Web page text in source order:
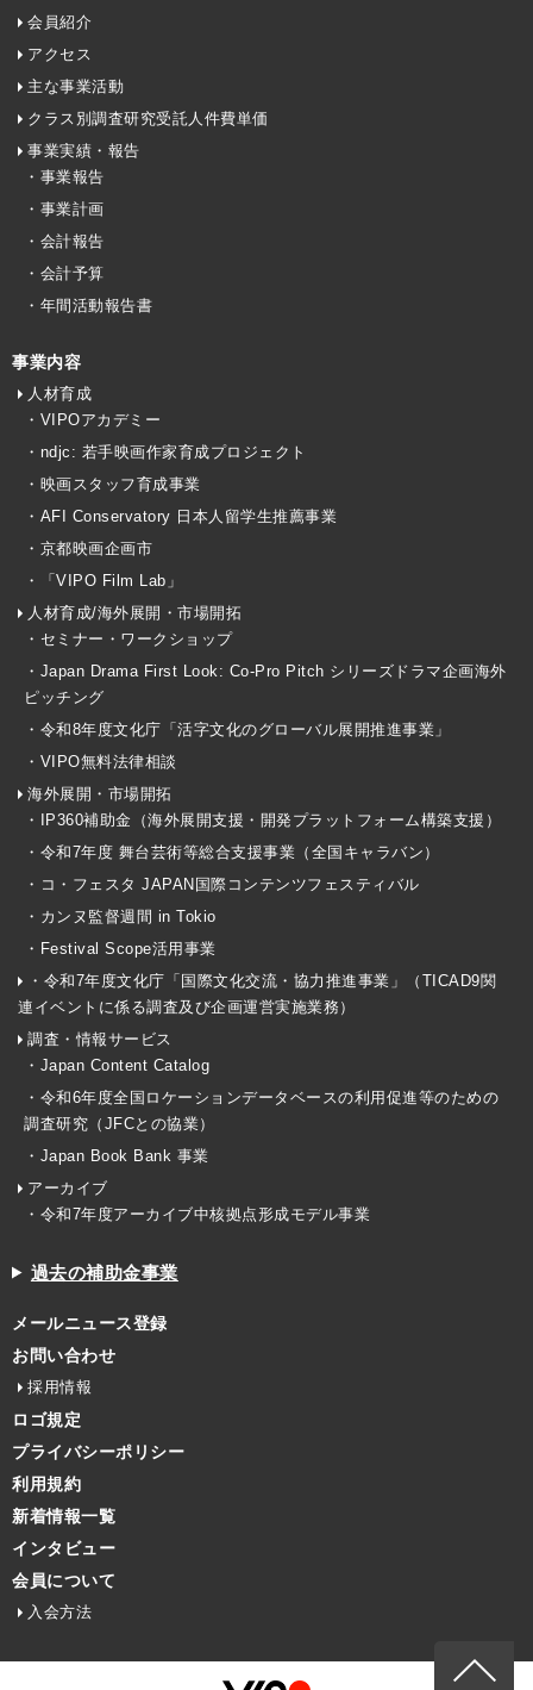
会員紹介
アクセス
主な事業活動
クラス別調査研究受託人件費単価
事業実績・報告
・事業報告
・事業計画
・会計報告
・会計予算
・年間活動報告書
事業内容
人材育成
・VIPOアカデミー
・ndjc: 若手映画作家育成プロジェクト
・映画スタッフ育成事業
・AFI Conservatory 日本人留学生推薦事業
・京都映画企画市
・「VIPO Film Lab」
人材育成/海外展開・市場開拓
・セミナー・ワークショップ
・Japan Drama First Look: Co-Pro Pitch シリーズドラマ企画海外
ピッチング
・令和8年度文化庁「活字文化のグローバル展開推進事業」
・VIPO無料法律相談
海外展開・市場開拓
・IP360補助金（海外展開支援・開発プラットフォーム構築支援）
・令和7年度 舞台芸術等総合支援事業（全国キャラバン）
・コ・フェスタ JAPAN国際コンテンツフェスティバル
・カンヌ監督週間 in Tokio
・Festival Scope活用事業
・令和7年度文化庁「国際文化交流・協力推進事業」（TICAD9関
連イベントに係る調査及び企画運営実施業務）
調査・情報サービス
・Japan Content Catalog
・令和6年度全国ロケーションデータベースの利用促進等のための
調査研究（JFCとの協業）
・Japan Book Bank 事業
アーカイブ
・令和7年度アーカイブ中核拠点形成モデル事業
過去の補助金事業
メールニュース登録
お問い合わせ
採用情報
ロゴ規定
プライバシーポリシー
利用規約
新着情報一覧
インタビュー
会員について
入会方法